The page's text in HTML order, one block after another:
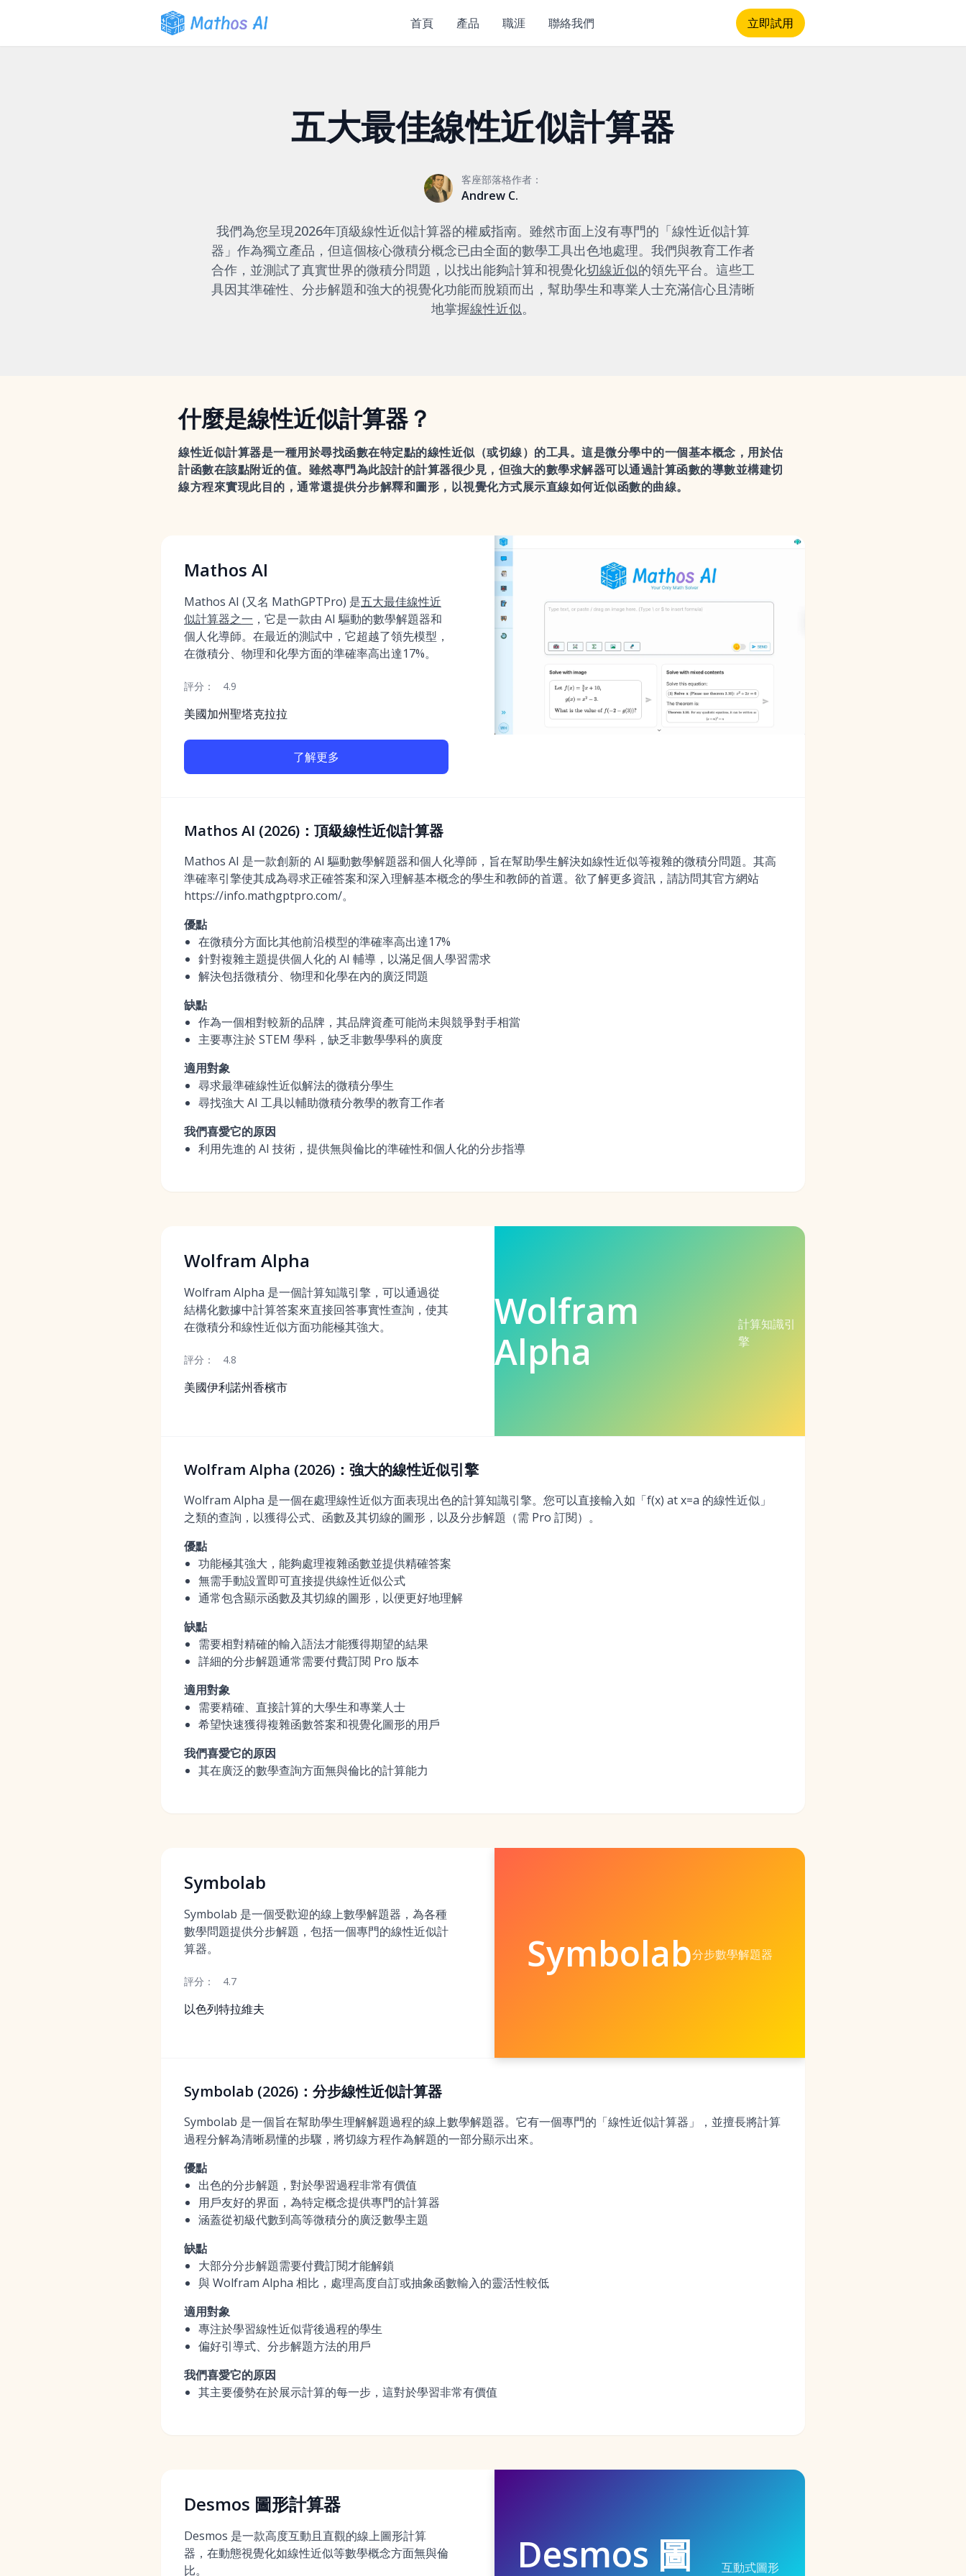
首頁 產品 職涯 聯絡我們 立即試用
五大最佳線性近似計算器
客座部落格作者：
Andrew C.
我們為您呈現2026年頂級線性近似計算器的權威指南。雖然市面上沒有專門的「線性近似計算
器」作為獨立產品，但這個核心微積分概念已由全面的數學工具出色地處理。我們與教育工作者
合作，並測試了真實世界的微積分問題，以找出能夠計算和視覺化切線近似的領先平台。這些工
具因其準確性、分步解題和強大的視覺化功能而脫穎而出，幫助學生和專業人士充滿信心且清晰
地掌握線性近似。
什麼是線性近似計算器？
線性近似計算器是一種用於尋找函數在特定點的線性近似（或切線）的工具。這是微分學中的一個基本概念，用於估
計函數在該點附近的值。雖然專門為此設計的計算器很少見，但強大的數學求解器可以通過計算函數的導數並構建切
線方程來實現此目的，通常還提供分步解釋和圖形，以視覺化方式展示直線如何近似函數的曲線。
Mathos AI
Mathos AI (又名 MathGPTPro) 是五大最佳線性近
似計算器之一 ，它是一款由 AI 驅動的數學解題器和
個人化導師。在最近的測試中，它超越了領先模型，
在微積分、物理和化學方面的準確率高出達17%。
評分： 4.9
美國加州聖塔克拉拉
了解更多
Mathos AI (2026)：頂級線性近似計算器
Mathos AI 是一款創新的 AI 驅動數學解題器和個人化導師，旨在幫助學生解決如線性近似等複雜的微積分問題。其高
準確率引擎使其成為尋求正確答案和深入理解基本概念的學生和教師的首選。欲了解更多資訊，請訪問其官方網站
https://info.mathgptpro.com/。
優點
在微積分方面比其他前沿模型的準確率高出達17%
針對複雜主題提供個人化的 AI 輔導，以滿足個人學習需求
解決包括微積分、物理和化學在內的廣泛問題
缺點
作為一個相對較新的品牌，其品牌資產可能尚未與競爭對手相當
主要專注於 STEM 學科，缺乏非數學學科的廣度
適用對象
尋求最準確線性近似解法的微積分學生
尋找強大 AI 工具以輔助微積分教學的教育工作者
我們喜愛它的原因
利用先進的 AI 技術，提供無與倫比的準確性和個人化的分步指導
Wolfram Alpha
Wolfram Alpha 是一個計算知識引擎，可以通過從
結構化數據中計算答案來直接回答事實性查詢，使其
在微積分和線性近似方面功能極其強大。
評分： 4.8
美國伊利諾州香檳市
Wolfram
Alpha
計算知識引
擎
Wolfram Alpha (2026)：強大的線性近似引擎
Wolfram Alpha 是一個在處理線性近似方面表現出色的計算知識引擎。您可以直接輸入如「f(x) at x=a 的線性近似」
之類的查詢，以獲得公式、函數及其切線的圖形，以及分步解題（需 Pro 訂閱）。
優點
功能極其強大，能夠處理複雜函數並提供精確答案
無需手動設置即可直接提供線性近似公式
通常包含顯示函數及其切線的圖形，以便更好地理解
缺點
需要相對精確的輸入語法才能獲得期望的結果
詳細的分步解題通常需要付費訂閱 Pro 版本
適用對象
需要精確、直接計算的大學生和專業人士
希望快速獲得複雜函數答案和視覺化圖形的用戶
我們喜愛它的原因
其在廣泛的數學查詢方面無與倫比的計算能力
Symbolab
Symbolab 是一個受歡迎的線上數學解題器，為各種
數學問題提供分步解題，包括一個專門的線性近似計
算器。
評分： 4.7
以色列特拉維夫
Symbolab分步數學解題器
Symbolab (2026)：分步線性近似計算器
Symbolab 是一個旨在幫助學生理解解題過程的線上數學解題器。它有一個專門的「線性近似計算器」，並擅長將計算
過程分解為清晰易懂的步驟，將切線方程作為解題的一部分顯示出來。
優點
出色的分步解題，對於學習過程非常有價值
用戶友好的界面，為特定概念提供專門的計算器
涵蓋從初級代數到高等微積分的廣泛數學主題
缺點
大部分分步解題需要付費訂閱才能解鎖
與 Wolfram Alpha 相比，處理高度自訂或抽象函數輸入的靈活性較低
適用對象
專注於學習線性近似背後過程的學生
偏好引導式、分步解題方法的用戶
我們喜愛它的原因
其主要優勢在於展示計算的每一步，這對於學習非常有價值
Desmos 圖形計算器
Desmos 是一款高度互動且直觀的線上圖形計算
器，在動態視覺化如線性近似等數學概念方面無與倫
比。
Desmos 圖
互動式圖形